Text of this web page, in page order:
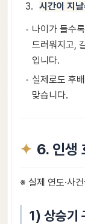
시간이 지
나이가 들수
드러워지고,
입니다.
실제로도 후
맞습니다.
6. 인생
※ 실제 연도·사
1) 상승기